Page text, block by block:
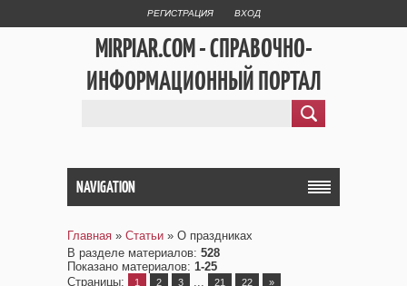
РЕГИСТРАЦИЯ ВХОД
MIRPIAR.COM - СПРАВОЧНО-
ИНФОРМАЦИОННЫЙ ПОРТАЛ
NAVIGATION
Главная » Статьи » О праздниках
В разделе материалов: 528
Показано материалов: 1-25
Страницы: 1 2 3 ... 21 22 »